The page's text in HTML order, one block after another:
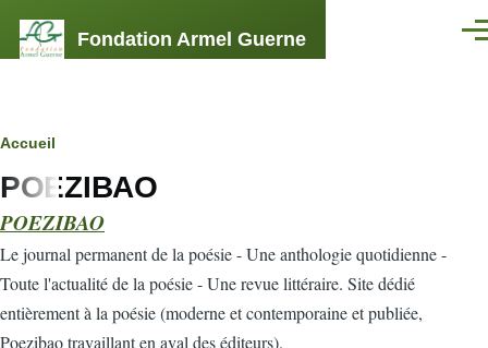
Fondation Armel Guerne
Fil
d'Ariane
Accueil
POEZIBAO
POEZIBAO
Le journal permanent de la poésie - Une anthologie quotidienne -
Toute l'actualité de la poésie - Une revue littéraire. Site dédié
entièrement à la poésie (moderne et contemporaine et publiée,
Poezibao travaillant en aval des éditeurs).